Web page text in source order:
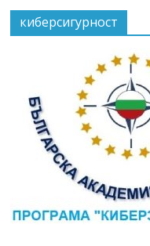
киберсигурност